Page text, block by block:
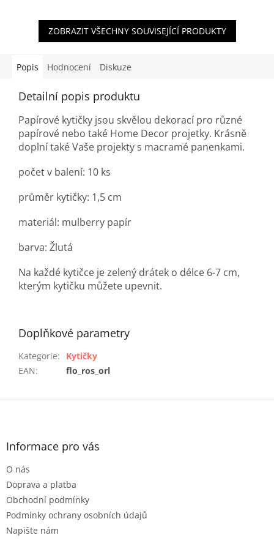
ZOBRAZIT VŠECHNY SOUVISEJÍCÍ PRODUKTY
Popis Hodnocení Diskuze
Detailní popis produktu
Papírové kytičky jsou skvělou dekorací pro různé
papírové nebo také Home Decor projetky. Krásně
doplní také Vaše projekty s macramé panenkami.
počet v balení: 10 ks
průměr kytičky: 1,5 cm
materiál: mulberry papír
barva: Žlutá
Na každé kytičce je zelený drátek o délce 6-7 cm,
kterým kytičku můžete upevnit.
Doplňkové parametry
Kategorie:
Kytičky
EAN: flo_ros_orl
Z
Informace pro vás
O nás
Doprava a platba
Obchodní podmínky
Podmínky ochrany osobních údajů
Napište nám